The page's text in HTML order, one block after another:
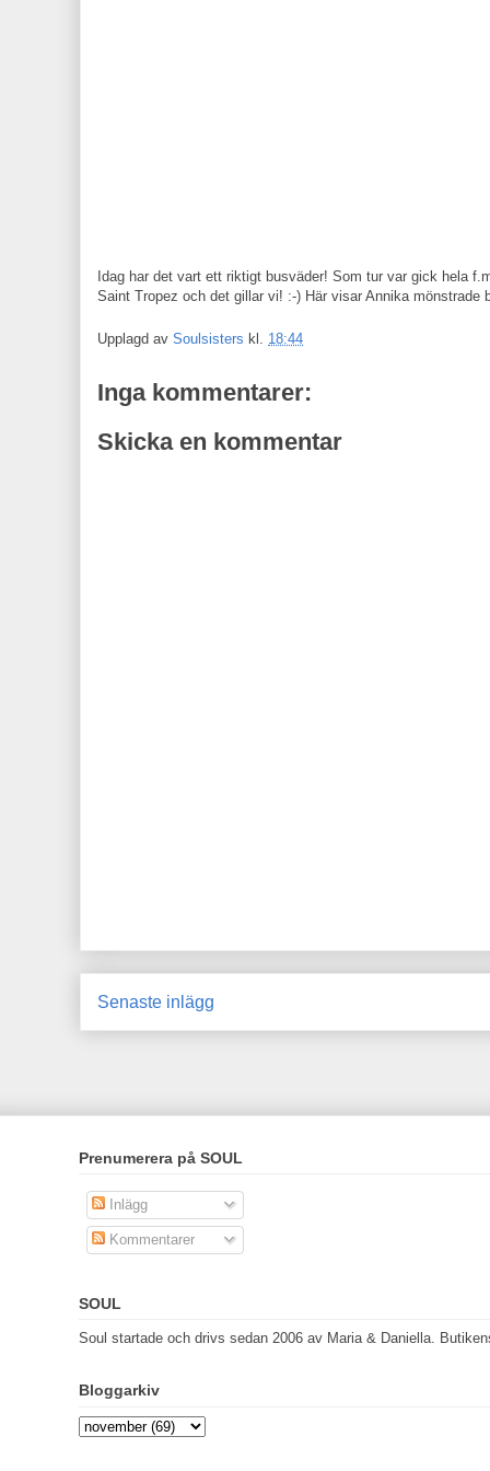
Idag har det vart ett riktigt busväder! Som tur var gick hela
Saint Tropez och det gillar vi! :-) Här visar Annika
Upplagd av Soulsisters kl. 18:44
Inga kommentarer:
Skicka en kommentar
Senaste inlägg
Prenumerera på SOUL
Inlägg
Kommentarer
SOUL
Soul startade och drivs sedan 2006 av Maria & Daniella.
Bloggarkiv